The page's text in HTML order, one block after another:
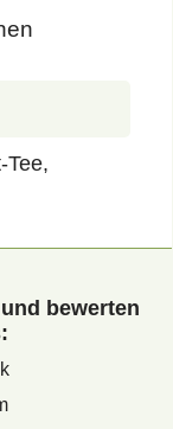
Tee,
bewerten